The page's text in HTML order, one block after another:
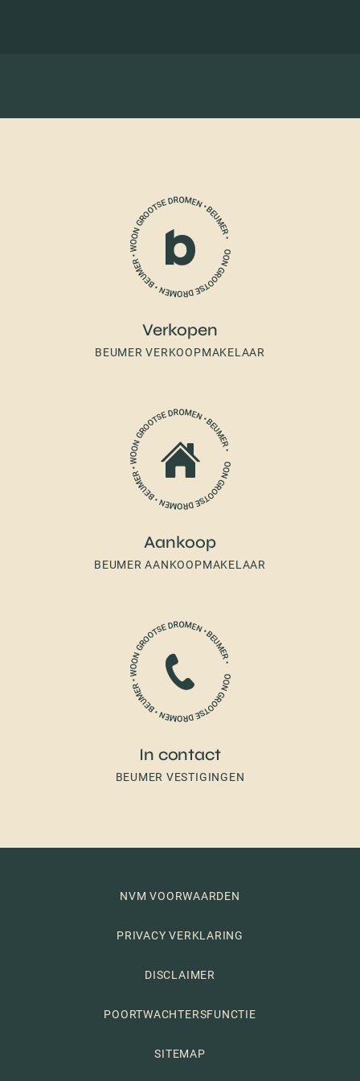
Verkopen
BEUMER VERKOOPMAKELAAR
Aankoop
BEUMER AANKOOPMAKELAAR
In contact
BEUMER VESTIGINGEN
NVM VOORWAARDEN
PRIVACY VERKLARING
DISCLAIMER
POORTWACHTERSFUNCTIE
SITEMAP